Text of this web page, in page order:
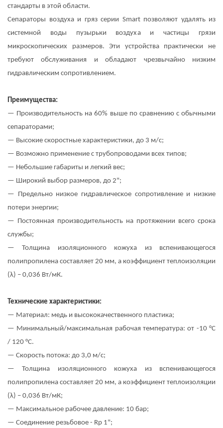
стандарты в этой области.
Сепараторы воздуха и гряз серии Smart позволяют удалять из
системной воды пузырьки воздуха и частицы грязи
микроскопических размеров. Эти устройства практически не
требуют обслуживания и обладают чрезвычайно низким
гидравлическим сопротивлением.
Преимущества:
— Производительность на 60% выше по сравнению с обычными
сепараторами;
— Высокие скоростные характеристики, до 3 м/с;
— Возможно применение с трубопроводами всех типов;
— Небольшие габариты и легкий вес;
— Широкий выбор размеров, до 2";
— Предельно низкое гидравлическое сопротивление и низкие
потери энергии;
— Постоянная производительность на протяжении всего срока
службы;
— Толщина изоляционного кожуха из вспенивающегося
полипропилена составляет 20 мм, а коэффициент теплоизоляции
(λ) – 0,036 Вт/мК.
Технические характеристики:
— Mатериал: медь и высококачественного пластика;
— Минимальный/максимальная рабочая температура: от -10 °C
/ 120 °C.
— Скорость потока: до 3,0 м/с;
— Толщина изоляционного кожуха из вспенивающегося
полипропилена составляет 20 мм, а коэффициент теплоизоляции
(λ) – 0,036 Вт/мК;
— Максимальное рабочее давление: 10 бар;
— Соединение резьбовое - Rp 1";